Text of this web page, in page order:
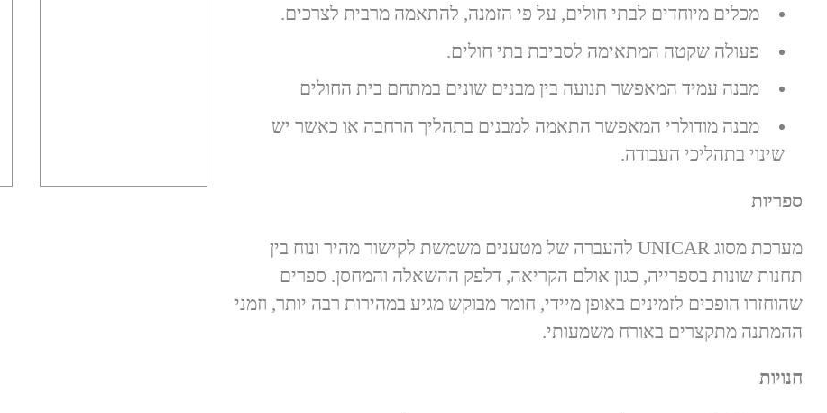
מכלים מיוחדים לבתי חולים, על פי הזמנה, להתאמה מרבית לצרכים.
פעולה שקטה המתאימה לסביבת בתי חולים.
מבנה עמיד המאפשר תנועה בין מבנים שונים במתחם בית החולים
מבנה מודולרי המאפשר התאמה למבנים בתהליך הרחבה או כאשר יש
שינוי בתהליכי העבודה.
ספריות
מערכת מסוג UNICAR להעברה של מטענים משמשת לקישור מהיר ונוח בין
תחנות שונות בספרייה, כגון אולם הקריאה, דלפק ההשאלה והמחסן. ספרים
שהוחזרו הופכים לזמינים באופן מיידי, חומר מבוקש מגיע במהירות רבה יותר, וזמני
ההמתנה מתקצרים באורח משמעותי.
חנויות